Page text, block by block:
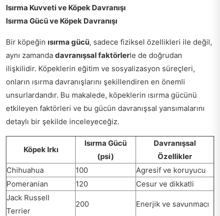
Isırma Kuvveti ve Köpek Davranışı
Isırma Gücü ve Köpek Davranışı
Bir köpeğin ısırma gücü, sadece fiziksel özellikleri ile değil,
aynı zamanda davranışsal faktörlerle de doğrudan
ilişkilidir. Köpeklerin eğitim ve sosyalizasyon süreçleri,
onların ısırma davranışlarını şekillendiren en önemli
unsurlardandır. Bu makalede, köpeklerin ısırma gücünü
etkileyen faktörleri ve bu gücün davranışsal yansımalarını
detaylı bir şekilde inceleyeceğiz.
Köpek Irkı
Isırma Gücü
(psi)
Davranışsal
Özellikler
Chihuahua
100
Agresif ve koruyucu
Pomeranian
120
Cesur ve dikkatli
Jack Russell
Terrier
200 Enerjik ve savunmacı